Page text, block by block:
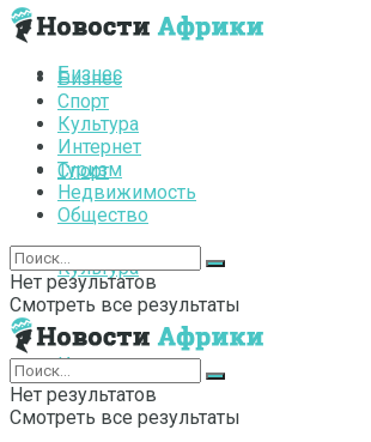
Бизнес
Спорт
Культура
Интернет
Бизнес
Спорт
Культура
Интернет
Туризм
Недвижимость
Общество
Нет результатов
Смотреть все результаты
Нет результатов
Смотреть все результаты